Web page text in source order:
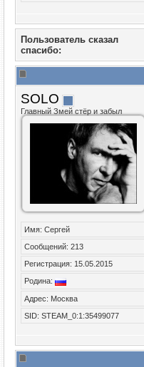
Пользователь сказал
cпасибо:
SOLO
Главный Змей стёр и забыл
Имя: Сергей
Сообщений: 213
Регистрация: 15.05.2015
Родина:
Адрес: Москва
SID: STEAM_0:1:35499077